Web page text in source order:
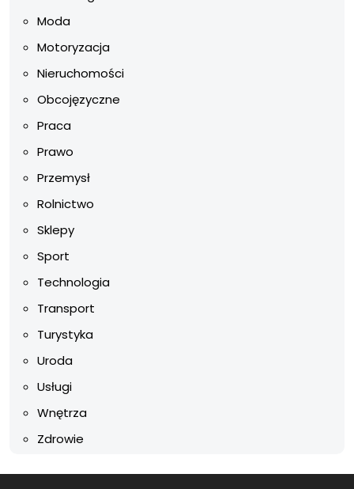
Moda
Motoryzacja
Nieruchomości
Obcojęzyczne
Praca
Prawo
Przemysł
Rolnictwo
Sklepy
Sport
Technologia
Transport
Turystyka
Uroda
Usługi
Wnętrza
Zdrowie